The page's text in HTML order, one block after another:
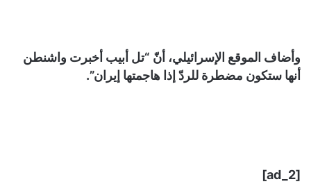
وأضاف الموقع الإسرائيلي، أنّ “تل أبيب أخبرت واشنطن
أنها ستكون مضطرة للردّ إذا هاجمتها إيران”.
[ad_2]